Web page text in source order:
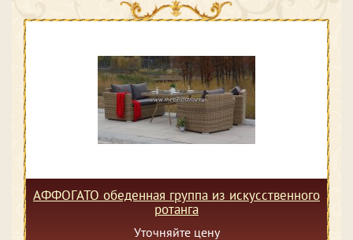
АФФОГАТО обеденная группа из искусственного
ротанга
Уточняйте цену